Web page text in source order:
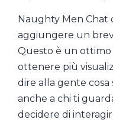
Naughty Men Chat
aggiungere un
Questo è un
ottenere più
dire alla gente
anche a chi ti
decidere di